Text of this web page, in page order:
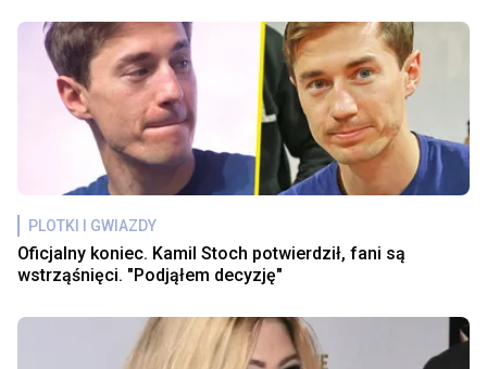
PLOTKI I GWIAZDY
Oficjalny koniec. Kamil Stoch potwierdził, fani są
wstrząśnięci. "Podjąłem decyzję"